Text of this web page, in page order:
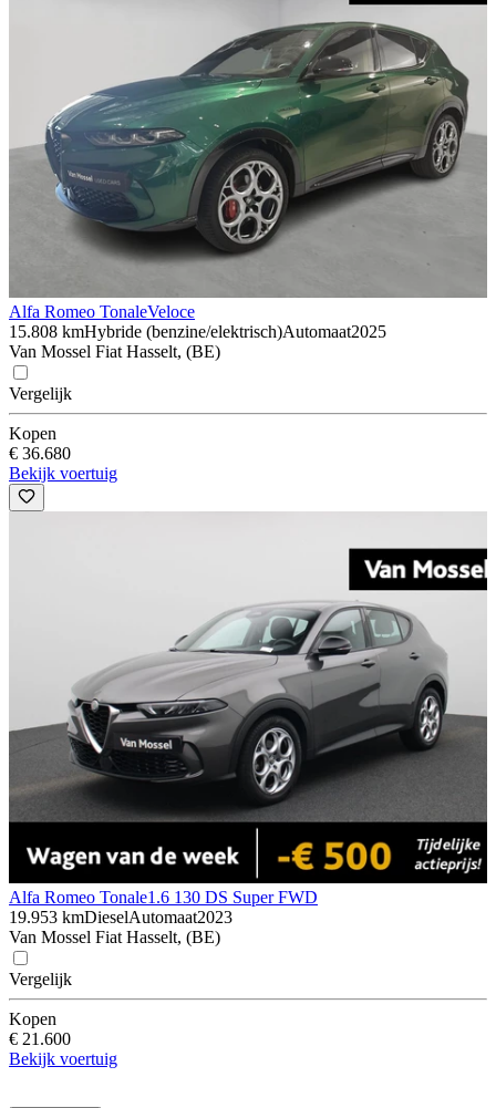
Alfa Romeo TonaleVeloce
15.808 kmHybride (benzine/elektrisch)Automaat2025
Van Mossel Fiat Hasselt, (BE)
Vergelijk
Kopen
€ 36.680
Bekijk voertuig
Alfa Romeo Tonale1.6 130 DS Super FWD
19.953 kmDieselAutomaat2023
Van Mossel Fiat Hasselt, (BE)
Vergelijk
Kopen
€ 21.600
Bekijk voertuig